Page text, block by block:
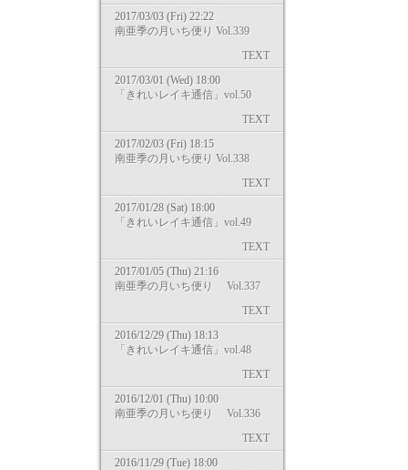
2017/03/03 (Fri) 22:22
南亜季の月いち便り Vol.339
TEXT
2017/03/01 (Wed) 18:00
「きれいレイキ通信」vol.50
TEXT
2017/02/03 (Fri) 18:15
南亜季の月いち便り Vol.338
TEXT
2017/01/28 (Sat) 18:00
「きれいレイキ通信」vol.49
TEXT
2017/01/05 (Thu) 21:16
南亜季の月いち便り Vol.337
TEXT
2016/12/29 (Thu) 18:13
「きれいレイキ通信」vol.48
TEXT
2016/12/01 (Thu) 10:00
南亜季の月いち便り Vol.336
TEXT
2016/11/29 (Tue) 18:00